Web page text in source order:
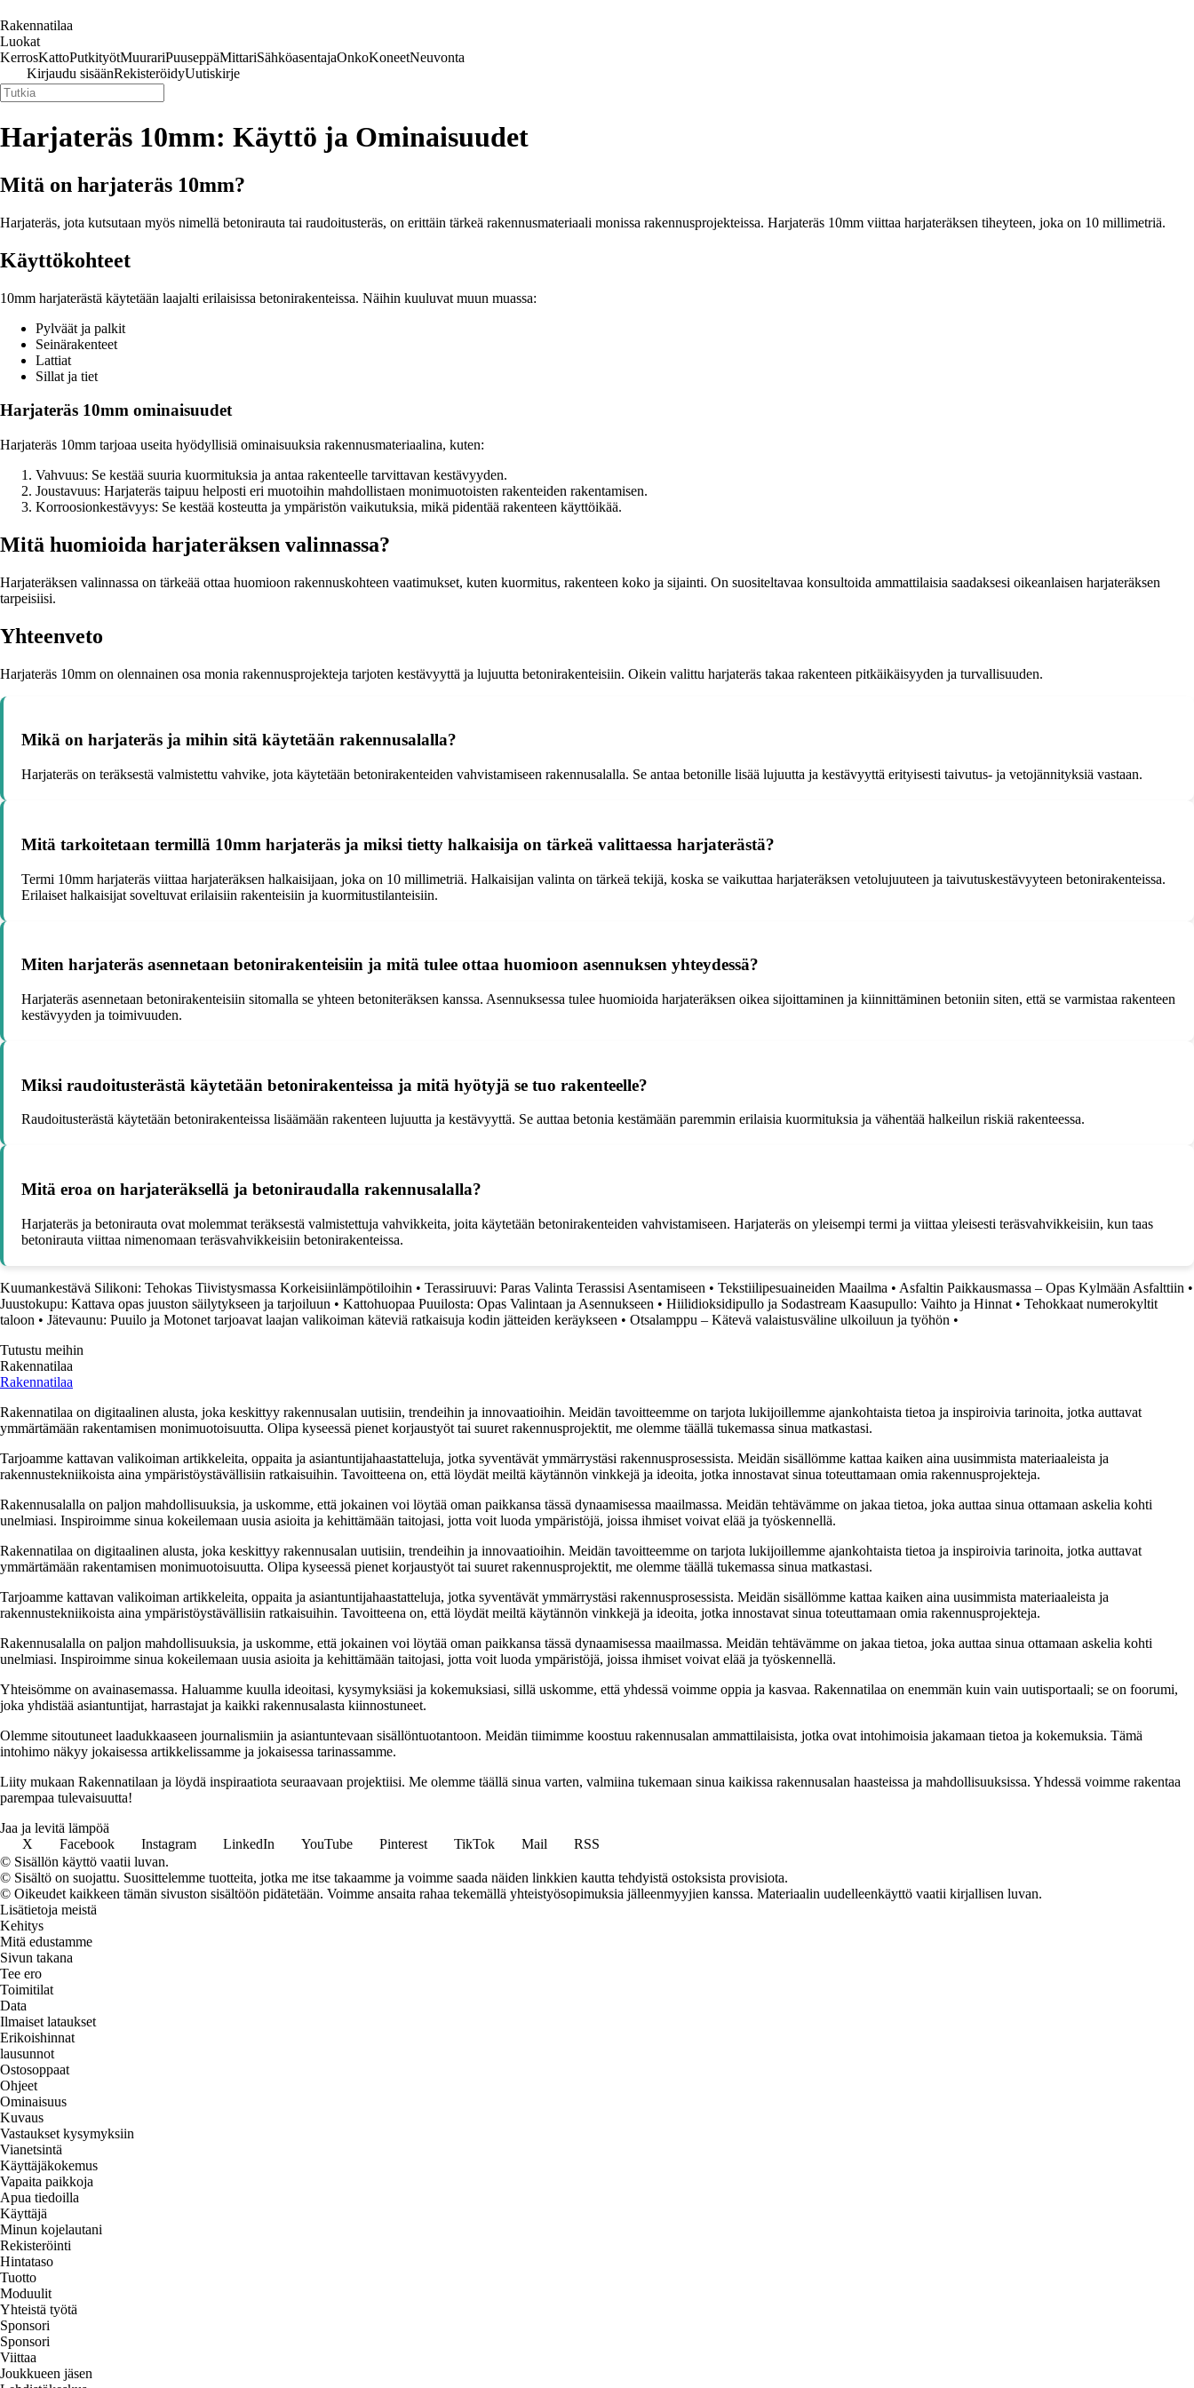
Rakennatilaa
Luokat
KerrosKattoPutkityötMuurariPuuseppäMittariSähköasentajaOnkoKoneetNeuvonta
Kirjaudu sisäänRekisteröidyUutiskirje
Harjateräs 10mm: Käyttö ja Ominaisuudet
Mitä on harjateräs 10mm?
Harjateräs, jota kutsutaan myös nimellä betonirauta tai raudoitusteräs, on erittäin tärkeä rakennusmateriaali monissa rakennusprojekteissa. Harjateräs 10mm viittaa harjateräksen tiheyteen, joka on 10 millimetriä.
Käyttökohteet
10mm harjaterästä käytetään laajalti erilaisissa betonirakenteissa. Näihin kuuluvat muun muassa:
Pylväät ja palkit
Seinärakenteet
Lattiat
Sillat ja tiet
Harjateräs 10mm ominaisuudet
Harjateräs 10mm tarjoaa useita hyödyllisiä ominaisuuksia rakennusmateriaalina, kuten:
Vahvuus: Se kestää suuria kuormituksia ja antaa rakenteelle tarvittavan kestävyyden.
Joustavuus: Harjateräs taipuu helposti eri muotoihin mahdollistaen monimuotoisten rakenteiden rakentamisen.
Korroosionkestävyys: Se kestää kosteutta ja ympäristön vaikutuksia, mikä pidentää rakenteen käyttöikää.
Mitä huomioida harjateräksen valinnassa?
Harjateräksen valinnassa on tärkeää ottaa huomioon rakennuskohteen vaatimukset, kuten kuormitus, rakenteen koko ja sijainti. On suositeltavaa konsultoida ammattilaisia saadaksesi oikeanlaisen harjateräksen
tarpeisiisi.
Yhteenveto
Harjateräs 10mm on olennainen osa monia rakennusprojekteja tarjoten kestävyyttä ja lujuutta betonirakenteisiin. Oikein valittu harjateräs takaa rakenteen pitkäikäisyyden ja turvallisuuden.
Mikä on harjateräs ja mihin sitä käytetään rakennusalalla?
Harjateräs on teräksestä valmistettu vahvike, jota käytetään betonirakenteiden vahvistamiseen rakennusalalla. Se antaa betonille lisää lujuutta ja kestävyyttä erityisesti taivutus- ja vetojännityksiä vastaan.
Mitä tarkoitetaan termillä 10mm harjateräs ja miksi tietty halkaisija on tärkeä valittaessa harjaterästä?
Termi 10mm harjateräs viittaa harjateräksen halkaisijaan, joka on 10 millimetriä. Halkaisijan valinta on tärkeä tekijä, koska se vaikuttaa harjateräksen vetolujuuteen ja taivutuskestävyyteen betonirakenteissa.
Erilaiset halkaisijat soveltuvat erilaisiin rakenteisiin ja kuormitustilanteisiin.
Miten harjateräs asennetaan betonirakenteisiin ja mitä tulee ottaa huomioon asennuksen yhteydessä?
Harjateräs asennetaan betonirakenteisiin sitomalla se yhteen betoniteräksen kanssa. Asennuksessa tulee huomioida harjateräksen oikea sijoittaminen ja kiinnittäminen betoniin siten, että se varmistaa rakenteen
kestävyyden ja toimivuuden.
Miksi raudoitusterästä käytetään betonirakenteissa ja mitä hyötyjä se tuo rakenteelle?
Raudoitusterästä käytetään betonirakenteissa lisäämään rakenteen lujuutta ja kestävyyttä. Se auttaa betonia kestämään paremmin erilaisia kuormituksia ja vähentää halkeilun riskiä rakenteessa.
Mitä eroa on harjateräksellä ja betoniraudalla rakennusalalla?
Harjateräs ja betonirauta ovat molemmat teräksestä valmistettuja vahvikkeita, joita käytetään betonirakenteiden vahvistamiseen. Harjateräs on yleisempi termi ja viittaa yleisesti teräsvahvikkeisiin, kun taas
betonirauta viittaa nimenomaan teräsvahvikkeisiin betonirakenteissa.
Kuumankestävä Silikoni: Tehokas Tiivistysmassa Korkeisiinlämpötiloihin • Terassiruuvi: Paras Valinta Terassisi Asentamiseen • Tekstiilipesuaineiden Maailma • Asfaltin Paikkausmassa – Opas Kylmään Asfalttiin •
Juustokupu: Kattava opas juuston säilytykseen ja tarjoiluun • Kattohuopaa Puuilosta: Opas Valintaan ja Asennukseen • Hiilidioksidipullo ja Sodastream Kaasupullo: Vaihto ja Hinnat • Tehokkaat numerokyltit
taloon • Jätevaunu: Puuilo ja Motonet tarjoavat laajan valikoiman käteviä ratkaisuja kodin jätteiden keräykseen • Otsalamppu – Kätevä valaistusväline ulkoiluun ja työhön •
Tutustu meihin
Rakennatilaa
Rakennatilaa
Rakennatilaa on digitaalinen alusta, joka keskittyy rakennusalan uutisiin, trendeihin ja innovaatioihin. Meidän tavoitteemme on tarjota lukijoillemme ajankohtaista tietoa ja inspiroivia tarinoita, jotka auttavat
ymmärtämään rakentamisen monimuotoisuutta. Olipa kyseessä pienet korjaustyöt tai suuret rakennusprojektit, me olemme täällä tukemassa sinua matkastasi.
Tarjoamme kattavan valikoiman artikkeleita, oppaita ja asiantuntijahaastatteluja, jotka syventävät ymmärrystäsi rakennusprosessista. Meidän sisällömme kattaa kaiken aina uusimmista materiaaleista ja
rakennustekniikoista aina ympäristöystävällisiin ratkaisuihin. Tavoitteena on, että löydät meiltä käytännön vinkkejä ja ideoita, jotka innostavat sinua toteuttamaan omia rakennusprojekteja.
Rakennusalalla on paljon mahdollisuuksia, ja uskomme, että jokainen voi löytää oman paikkansa tässä dynaamisessa maailmassa. Meidän tehtävämme on jakaa tietoa, joka auttaa sinua ottamaan askelia kohti
unelmiasi. Inspiroimme sinua kokeilemaan uusia asioita ja kehittämään taitojasi, jotta voit luoda ympäristöjä, joissa ihmiset voivat elää ja työskennellä.
Rakennatilaa on digitaalinen alusta, joka keskittyy rakennusalan uutisiin, trendeihin ja innovaatioihin. Meidän tavoitteemme on tarjota lukijoillemme ajankohtaista tietoa ja inspiroivia tarinoita, jotka auttavat
ymmärtämään rakentamisen monimuotoisuutta. Olipa kyseessä pienet korjaustyöt tai suuret rakennusprojektit, me olemme täällä tukemassa sinua matkastasi.
Tarjoamme kattavan valikoiman artikkeleita, oppaita ja asiantuntijahaastatteluja, jotka syventävät ymmärrystäsi rakennusprosessista. Meidän sisällömme kattaa kaiken aina uusimmista materiaaleista ja
rakennustekniikoista aina ympäristöystävällisiin ratkaisuihin. Tavoitteena on, että löydät meiltä käytännön vinkkejä ja ideoita, jotka innostavat sinua toteuttamaan omia rakennusprojekteja.
Rakennusalalla on paljon mahdollisuuksia, ja uskomme, että jokainen voi löytää oman paikkansa tässä dynaamisessa maailmassa. Meidän tehtävämme on jakaa tietoa, joka auttaa sinua ottamaan askelia kohti
unelmiasi. Inspiroimme sinua kokeilemaan uusia asioita ja kehittämään taitojasi, jotta voit luoda ympäristöjä, joissa ihmiset voivat elää ja työskennellä.
Yhteisömme on avainasemassa. Haluamme kuulla ideoitasi, kysymyksiäsi ja kokemuksiasi, sillä uskomme, että yhdessä voimme oppia ja kasvaa. Rakennatilaa on enemmän kuin vain uutisportaali; se on foorumi,
joka yhdistää asiantuntijat, harrastajat ja kaikki rakennusalasta kiinnostuneet.
Olemme sitoutuneet laadukkaaseen journalismiin ja asiantuntevaan sisällöntuotantoon. Meidän tiimimme koostuu rakennusalan ammattilaisista, jotka ovat intohimoisia jakamaan tietoa ja kokemuksia. Tämä
intohimo näkyy jokaisessa artikkelissamme ja jokaisessa tarinassamme.
Liity mukaan Rakennatilaan ja löydä inspiraatiota seuraavaan projektiisi. Me olemme täällä sinua varten, valmiina tukemaan sinua kaikissa rakennusalan haasteissa ja mahdollisuuksissa. Yhdessä voimme rakentaa
parempaa tulevaisuutta!
Jaa ja levitä lämpöä
X
Facebook Instagram LinkedIn YouTube Pinterest TikTok Mail
RSS
© Sisällön käyttö vaatii luvan.
© Sisältö on suojattu. Suosittelemme tuotteita, jotka me itse takaamme ja voimme saada näiden linkkien kautta tehdyistä ostoksista provisiota.
© Oikeudet kaikkeen tämän sivuston sisältöön pidätetään. Voimme ansaita rahaa tekemällä yhteistyösopimuksia jälleenmyyjien kanssa. Materiaalin uudelleenkäyttö vaatii kirjallisen luvan.
Lisätietoja meistä
Kehitys
Mitä edustamme
Sivun takana
Tee ero
Toimitilat
Data
Ilmaiset lataukset
Erikoishinnat
lausunnot
Ostosoppaat
Ohjeet
Ominaisuus
Kuvaus
Vastaukset kysymyksiin
Vianetsintä
Käyttäjäkokemus
Vapaita paikkoja
Apua tiedoilla
Käyttäjä
Minun kojelautani
Rekisteröinti
Hintataso
Tuotto
Moduulit
Yhteistä työtä
Sponsori
Sponsori
Viittaa
Joukkueen jäsen